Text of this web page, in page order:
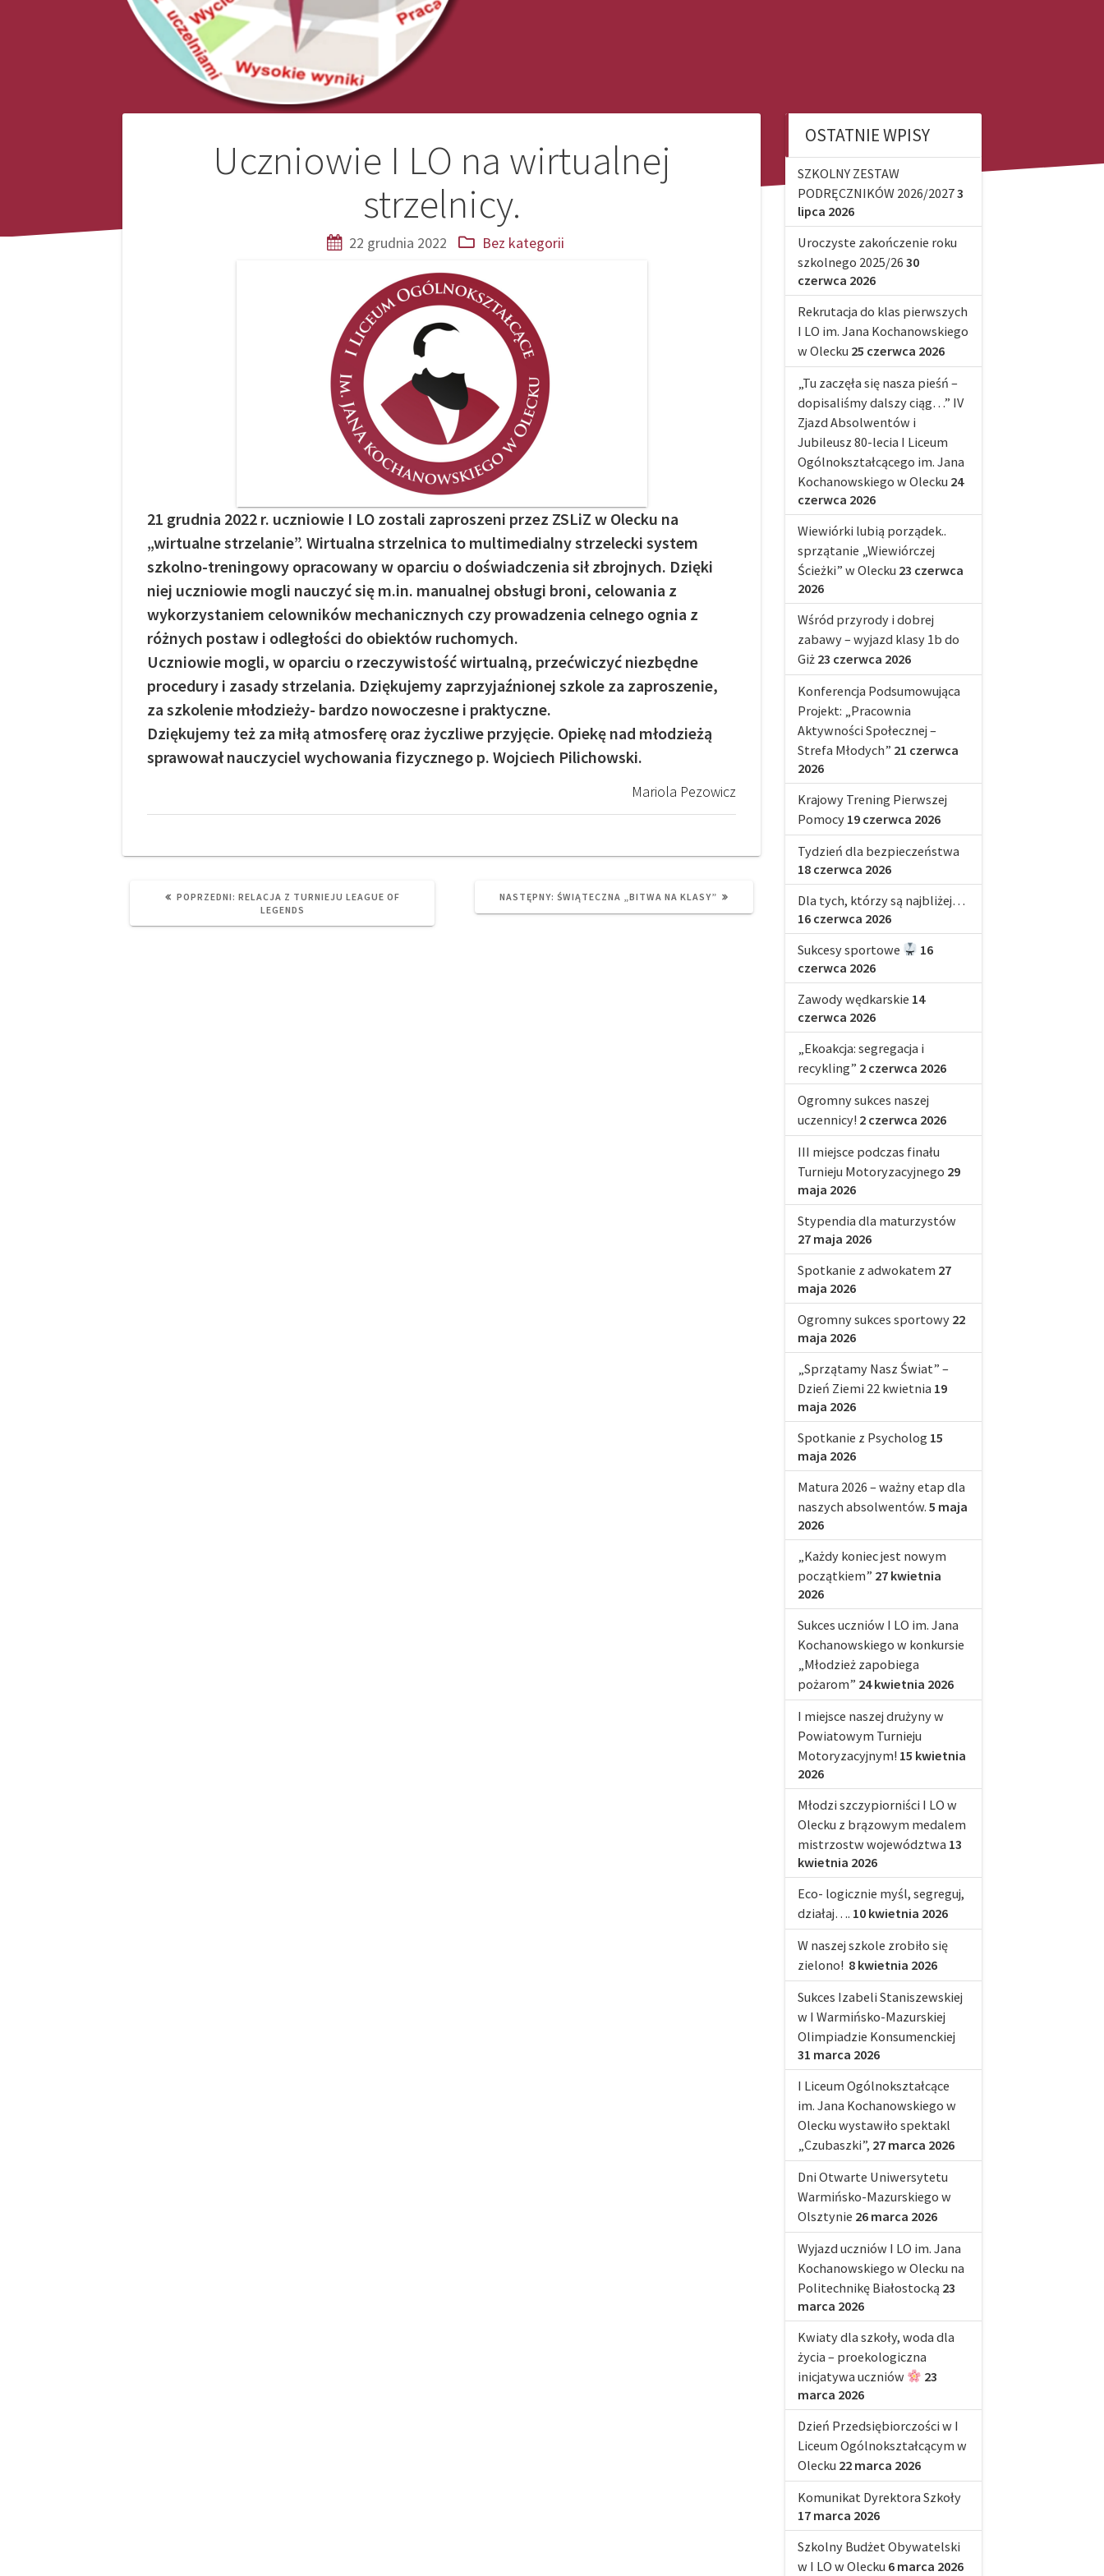
Uczniowie I LO na wirtualnej
strzelnicy.
22 grudnia 2022 Bez kategorii
21 grudnia 2022 r. uczniowie I LO zostali zaproszeni przez ZSLiZ w Olecku na
„wirtualne strzelanie”. Wirtualna strzelnica to multimedialny strzelecki system
szkolno-treningowy opracowany w oparciu o doświadczenia sił zbrojnych. Dzięki
niej uczniowie mogli nauczyć się m.in. manualnej obsługi broni, celowania z
wykorzystaniem celowników mechanicznych czy prowadzenia celnego ognia z
różnych postaw i odległości do obiektów ruchomych.
Uczniowie mogli, w oparciu o rzeczywistość wirtualną, przećwiczyć niezbędne
procedury i zasady strzelania. Dziękujemy zaprzyjaźnionej szkole za zaproszenie,
za szkolenie młodzieży- bardzo nowoczesne i praktyczne.
Dziękujemy też za miłą atmosferę oraz życzliwe przyjęcie. Opiekę nad młodzieżą
sprawował nauczyciel wychowania fizycznego p. Wojciech Pilichowski.
Mariola Pezowicz
Nawigacja
POPRZEDNI: PREVIOUS
POST:
RELACJA Z TURNIEJU LEAGUE OF
LEGENDS
NASTĘPNY: NEXT
ŚWIĄTECZNA „BITWA NA KLASY”
OSTATNIE WPISY
SZKOLNY ZESTAW
PODRĘCZNIKÓW 2026/20273
lipca 2026
Uroczyste zakończenie roku
szkolnego 2025/26 30
czerwca 2026
Rekrutacja do klas pierwszych
I LO im. Jana Kochanowskiego
w Olecku 25 czerwca 2026
„Tu zaczęła się nasza pieśń –
dopisaliśmy dalszy ciąg…” IV
Zjazd Absolwentów i
Jubileusz 80-lecia I Liceum
Ogólnokształcącego im. Jana
Kochanowskiego w Olecku 24
czerwca 2026
Wiewiórki lubią porządek..
sprzątanie „Wiewiórczej
Ścieżki” w Olecku 23 czerwca
2026
Wśród przyrody i dobrej
zabawy – wyjazd klasy 1b do
Giż 23 czerwca 2026
Konferencja Podsumowująca
Projekt: „Pracownia
Aktywności Społecznej –
Strefa Młodych” 21 czerwca
2026
Krajowy Trening Pierwszej
Pomocy 19 czerwca 2026
Tydzień dla bezpieczeństwa
18 czerwca 2026
Dla tych, którzy są najbliżej…
16 czerwca 2026
Sukcesy sportowe
16
czerwca 2026
Zawody wędkarskie 14
czerwca 2026
„Ekoakcja: segregacja i
recykling” 2 czerwca 2026
Ogromny sukces naszej
uczennicy! 2 czerwca 2026
III miejsce podczas finału
Turnieju Motoryzacyjnego 29
maja 2026
Stypendia dla maturzystów
27 maja 2026
Spotkanie z adwokatem 27
maja 2026
Ogromny sukces sportowy 22
maja 2026
„Sprzątamy Nasz Świat” –
Dzień Ziemi 22 kwietnia 19
maja 2026
Spotkanie z Psycholog 15
maja 2026
Matura 2026 – ważny etap dla
naszych absolwentów. 5 maja
2026
„Każdy koniec jest nowym
początkiem” 27 kwietnia
2026
Sukces uczniów I LO im. Jana
Kochanowskiego w konkursie
„Młodzież zapobiega
pożarom” 24 kwietnia 2026
I miejsce naszej drużyny w
Powiatowym Turnieju
Motoryzacyjnym! 15 kwietnia
2026
Młodzi szczypiorniści I LO w
Olecku z brązowym medalem
mistrzostw województwa 13
kwietnia 2026
Eco- logicznie myśl, segreguj,
działaj…. 10 kwietnia 2026
W naszej szkole zrobiło się
zielono! 8 kwietnia 2026
Sukces Izabeli Staniszewskiej
w I Warmińsko-Mazurskiej
Olimpiadzie Konsumenckiej
31 marca 2026
I Liceum Ogólnokształcące
im. Jana Kochanowskiego w
Olecku wystawiło spektakl
„Czubaszki”, 27 marca 2026
Dni Otwarte Uniwersytetu
Warmińsko-Mazurskiego w
Olsztynie 26 marca 2026
Wyjazd uczniów I LO im. Jana
Kochanowskiego w Olecku na
Politechnikę Białostocką 23
marca 2026
Kwiaty dla szkoły, woda dla
życia – proekologiczna
inicjatywa uczniów
23
marca 2026
Dzień Przedsiębiorczości w I
Liceum Ogólnokształcącym w
Olecku 22 marca 2026
Komunikat Dyrektora Szkoły
17 marca 2026
Szkolny Budżet Obywatelski
w I LO w Olecku 6 marca 2026